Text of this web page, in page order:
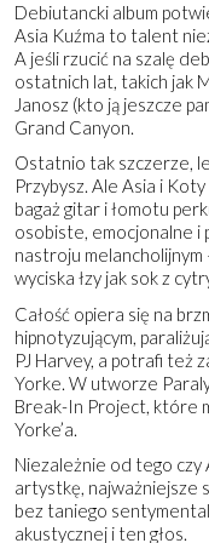
Debiutancki album
Asia Kuźma to talent
A jeśli rzucić na szalę
ostatnich lat, takich jak
Janosz (kto ją jeszcze
Grand Canyon.
Ostatnio tak szczerze,
Przybysz. Ale Asia i
bagaż gitar i łomotu
osobiste, emocjonalne i
nastroju melancholijnym
wyciska łzy jak sok z
Całość opiera się na
hipnotyzującym,
PJ Harvey, a potrafi też
Yorke. W utworze
Break-In Project, które
Yorke’a.
Niezależnie od tego czy
artystkę, najważniejsze
bez taniego
akustycznej i ten głos.